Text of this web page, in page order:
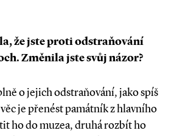
že jste proti odstraňování
Změnila jste svůj názor?
o jejich odstraňování, jako spíš
je přenést památník z hlavního
ho do muzea, druhá rozbít ho